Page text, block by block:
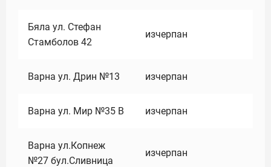
Бяла ул. Стефан
Стамболов 42
изчерпан
Варна ул. Дрин №13 изчерпан
Варна ул. Мир №35 В изчерпан
Варна ул.Копнеж
№27 бул.Сливница
изчерпан